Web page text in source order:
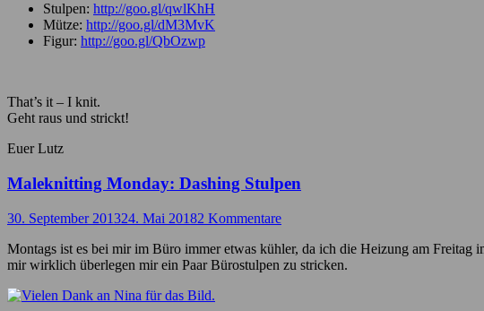
Stulpen: http://goo.gl/qwlKhH
Mütze: http://goo.gl/dM3MvK
Figur: http://goo.gl/QbOzwp
That’s it – I knit.
Geht raus und strickt!
Euer Lutz
Maleknitting Monday: Dashing Stulpen
30. September 201324. Mai 20182 Kommentare
Montags ist es bei mir im Büro immer etwas kühler, da ich die Heizung am
mir wirklich überlegen mir ein Paar Bürostulpen zu stricken.